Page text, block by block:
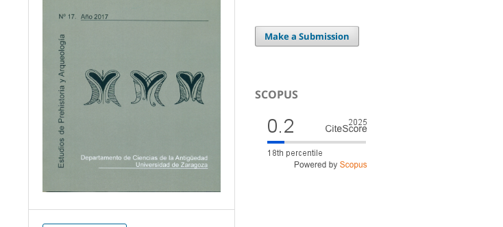
Make a Submission
SCOPUS